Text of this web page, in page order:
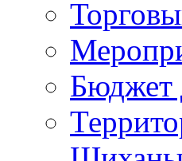
Бюджет